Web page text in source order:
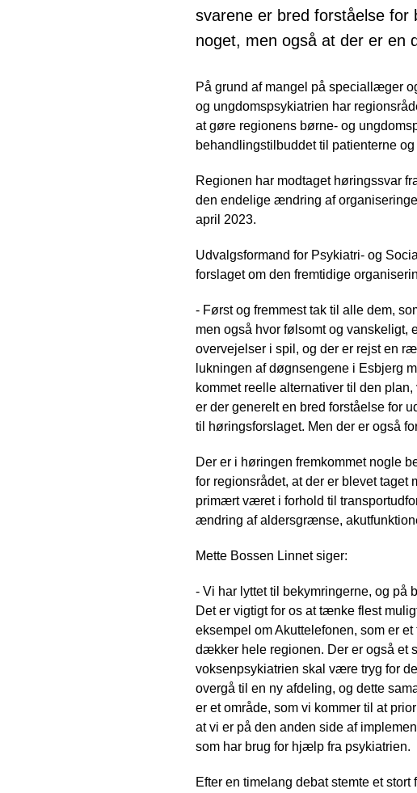
svarene er bred forståelse for
noget, men også at der er en
På grund af mangel på speciallæger
og ungdomspsykiatrien har
at gøre regionens børne- og
behandlingstilbuddet til patienterne
Regionen har modtaget høringssvar
den endelige ændring af
april 2023.
Udvalgsformand for Psykiatri- og
forslaget om den fremtidige
- Først og fremmest tak til alle dem,
men også hvor følsomt og vanskeligt,
overvejelser i spil, og der er rejst en
lukningen af døgnsengene i Esbjerg
kommet reelle alternativer til den
er der generelt en bred forståelse for
til høringsforslaget. Men der er også
Der er i høringen fremkommet nogle
for regionsrådet, at der er blevet
primært været i forhold til
ændring af aldersgrænse,
Mette Bossen Linnet siger:
- Vi har lyttet til bekymringerne, og
Det er vigtigt for os at tænke flest
eksempel om Akuttelefonen, som er
dækker hele regionen. Der er også et
voksenpsykiatrien skal være tryg for
overgå til en ny afdeling, og dette
er et område, som vi kommer til at
at vi er på den anden side af
som har brug for hjælp fra psykiatrien.
Efter en timelang debat stemte et